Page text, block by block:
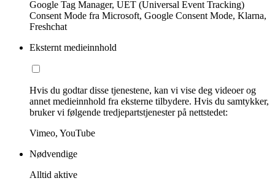
Google Tag Manager, UET (Universal Event Tracking)
Consent Mode fra Microsoft, Google Consent Mode, Klarna,
Freshchat
Eksternt medieinnhold
Hvis du godtar disse tjenestene, kan vi vise deg videoer og
annet medieinnhold fra eksterne tilbydere. Hvis du samtykker,
bruker vi følgende tredjepartstjenester på nettstedet:
Vimeo, YouTube
Nødvendige
Alltid aktive